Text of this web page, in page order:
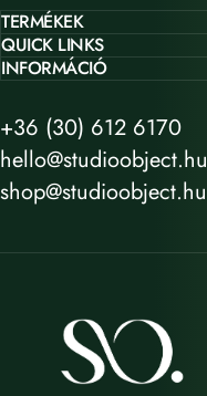
TERMÉKEK
QUICK LINKS
INFORMÁCIÓ
+36 (30) 612 6170
hello@studioobject.hu
shop@studioobject.hu
STUDIO OBJECT